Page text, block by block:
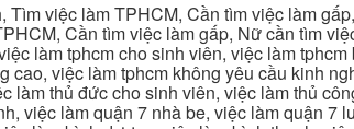
Tìm việc làm TPHCM, Cần tìm việc làm
Cần tìm việc làm gấp, Nữ cần tìm
làm tphcm cho sinh viên, việc làm
cao, việc làm tphcm không yêu cầu kinh
làm thủ đức cho sinh viên, việc làm thủ
việc làm quận 7 nhà be, việc làm quận 7